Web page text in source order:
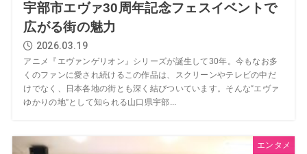
宇部市エヴァ30周年記念フェスイベントで
広がる街の魅力
2026.03.19
アニメ『エヴァンゲリオン』シリーズが誕生して30年。今もなお多
くのファンに愛され続けるこの作品は、スクリーンやテレビの中だ
けでなく、日本各地の街とも深く結びついています。そんな“エヴァ
ゆかりの地”として知られる山口県宇部...
エンタメ